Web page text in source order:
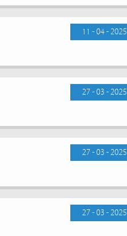
11 - 04 - 2025
27 - 03 - 2025
27 - 03 - 2025
27 - 03 - 2025